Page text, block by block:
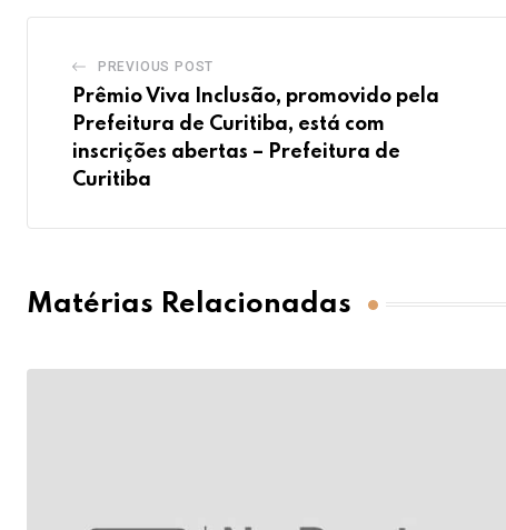
PREVIOUS POST
Prêmio Viva Inclusão, promovido pela
Prefeitura de Curitiba, está com
inscrições abertas – Prefeitura de
Curitiba
Matérias Relacionadas